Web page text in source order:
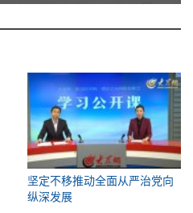
坚定不移推动全面从严治党向
纵深发展